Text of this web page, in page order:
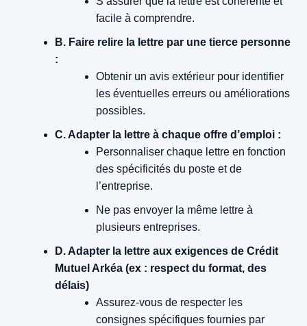
facile à comprendre.
B. Faire relire la lettre par une tierce personne
:
Obtenir un avis extérieur pour identifier
les éventuelles erreurs ou améliorations
possibles.
C. Adapter la lettre à chaque offre d’emploi :
Personnaliser chaque lettre en fonction
des spécificités du poste et de
l’entreprise.
Ne pas envoyer la même lettre à
plusieurs entreprises.
D. Adapter la lettre aux exigences de Crédit
Mutuel Arkéa (ex : respect du format, des
délais)
Assurez-vous de respecter les
consignes spécifiques fournies par